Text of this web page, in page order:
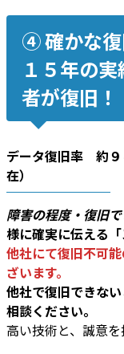
④ 確かな
１５年の
者が復旧！
データ復旧率 約
在）
障害の程度・復旧
様に確実に伝える
他社にて復旧不可
ざいます。
他社で復旧できな
相談ください。
高い技術と、誠意を